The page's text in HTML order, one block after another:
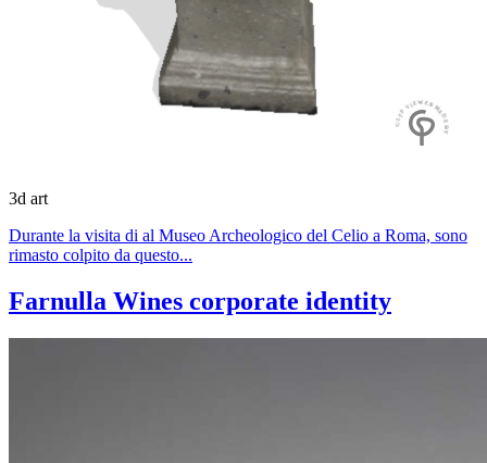
GLTF VIEWER MADE BY
3d art
Durante la visita di al Museo Archeologico del Celio a Roma, sono
rimasto colpito da questo...
Farnulla Wines corporate identity